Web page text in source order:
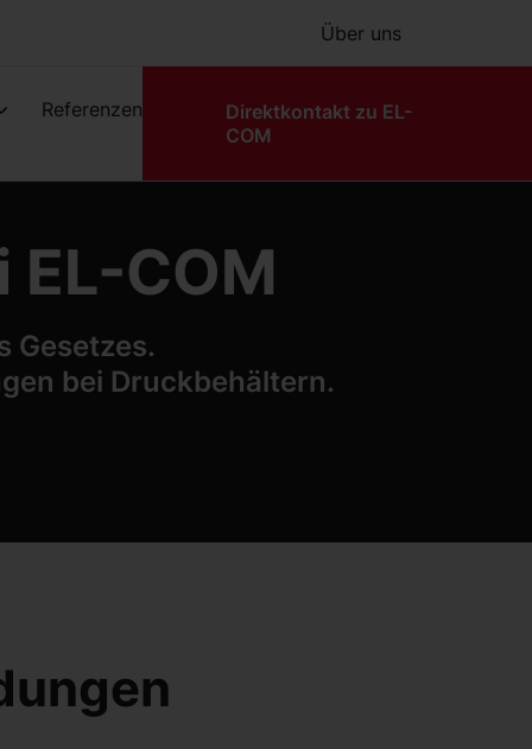
Über uns
Referenzen
Direktkontakt zu EL-
COM
COM
Gesetzes.
bei Druckbehältern.